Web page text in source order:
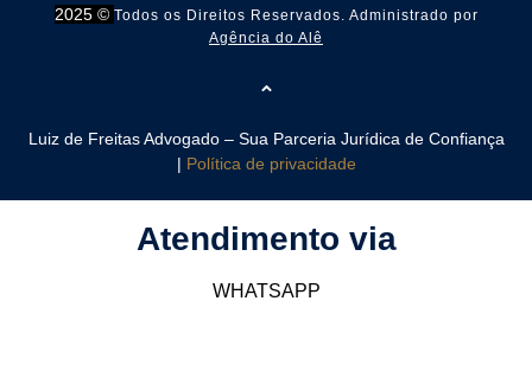
2025 © Todos os Direitos Reservados. Administrado por
Agência do Alê
Luiz de Freitas Advogado – Sua Parceria Jurídica de Confiança
| Política de privacidade
Atendimento via
WHATSAPP